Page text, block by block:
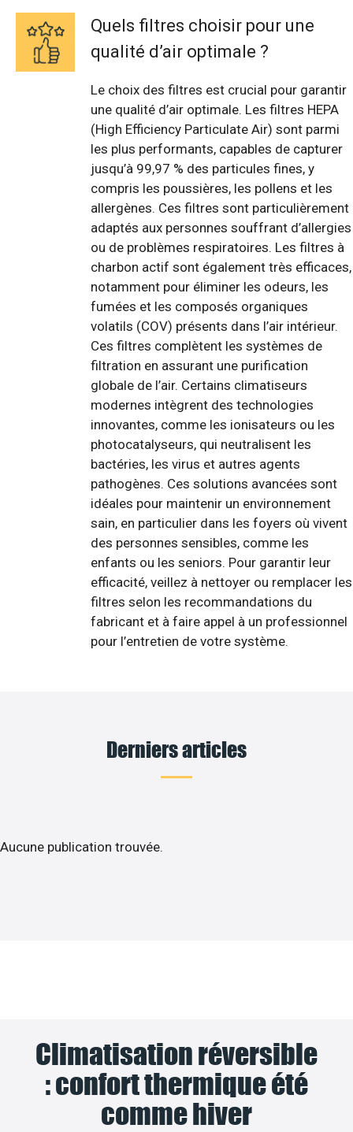
Quels filtres choisir pour une
qualité d’air optimale ?
Le choix des filtres est crucial pour garantir
une qualité d’air optimale. Les filtres HEPA
(High Efficiency Particulate Air) sont parmi
les plus performants, capables de capturer
jusqu’à 99,97 % des particules fines, y
compris les poussières, les pollens et les
allergènes. Ces filtres sont particulièrement
adaptés aux personnes souffrant d’allergies
ou de problèmes respiratoires. Les filtres à
charbon actif sont également très efficaces,
notamment pour éliminer les odeurs, les
fumées et les composés organiques
volatils (COV) présents dans l’air intérieur.
Ces filtres complètent les systèmes de
filtration en assurant une purification
globale de l’air. Certains climatiseurs
modernes intègrent des technologies
innovantes, comme les ionisateurs ou les
photocatalyseurs, qui neutralisent les
bactéries, les virus et autres agents
pathogènes. Ces solutions avancées sont
idéales pour maintenir un environnement
sain, en particulier dans les foyers où vivent
des personnes sensibles, comme les
enfants ou les seniors. Pour garantir leur
efficacité, veillez à nettoyer ou remplacer les
filtres selon les recommandations du
fabricant et à faire appel à un professionnel
pour l’entretien de votre système.
Derniers articles
Aucune publication trouvée.
Climatisation réversible
: confort thermique été
comme hiver